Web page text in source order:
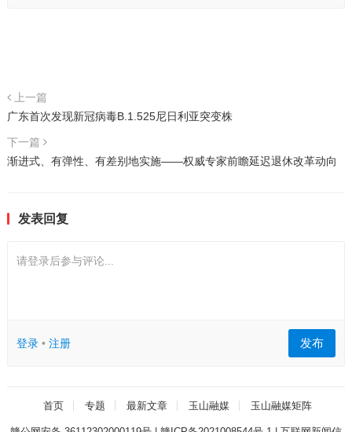
上一篇
广东首次发现新冠病毒B.1.525尼日利亚突变株
下一篇
渐进式、有弹性、有差别地实施——权威专家前瞻延迟退休改革动向
发表回复
请登录后参与评论...
登录• 注册 发布
首页 专题 最新文章 玉山融媒 玉山融媒矩阵